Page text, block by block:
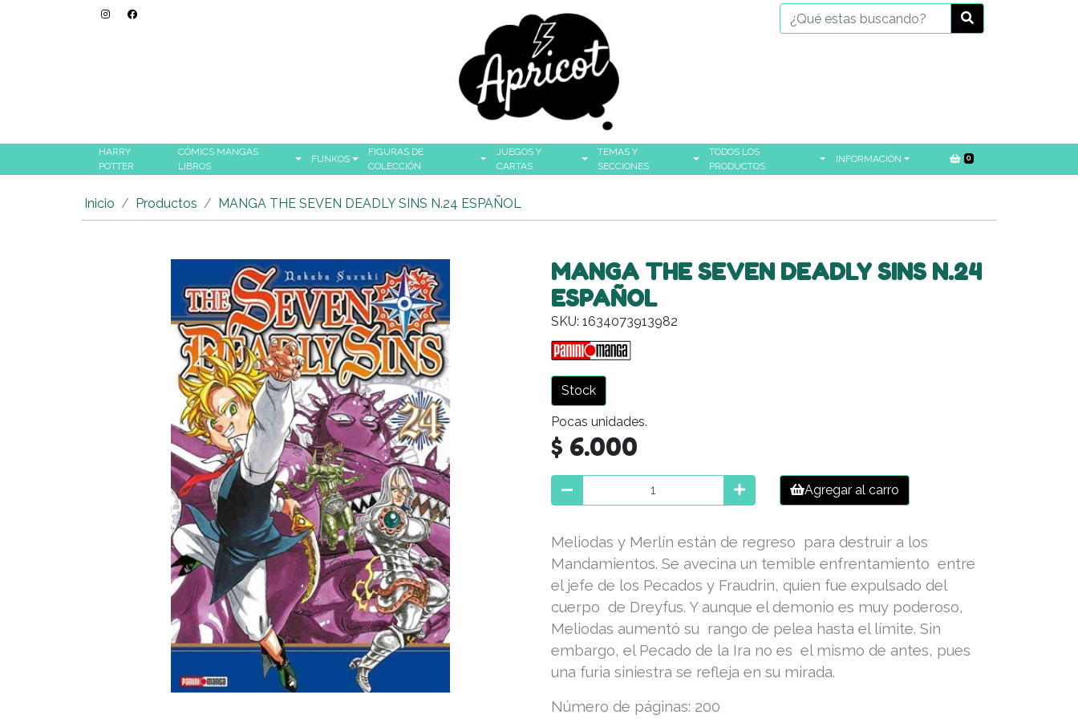
HARRY
POTTER
CÓMICS MANGAS
LIBROS
FUNKOS
FIGURAS DE
COLECCIÓN
JUEGOS Y
CARTAS
TEMAS Y
SECCIONES
TODOS LOS
PRODUCTOS
INFORMACIÓN 0
Inicio Productos MANGA THE SEVEN DEADLY SINS N.24 ESPAÑOL
MANGA THE SEVEN DEADLY SINS N.24
ESPAÑOL
SKU: 1634073913982
Stock
Pocas unidades.
$ 6.000
Agregar al carro
Meliodas y Merlín están de regreso para destruir a los
Mandamientos. Se avecina un temible enfrentamiento entre
el jefe de los Pecados y Fraudrin, quien fue expulsado del
cuerpo de Dreyfus. Y aunque el demonio es muy poderoso,
Meliodas aumentó su rango de pelea hasta el límite. Sin
embargo, el Pecado de la Ira no es el mismo de antes, pues
una furia siniestra se refleja en su mirada.
Número de páginas: 200